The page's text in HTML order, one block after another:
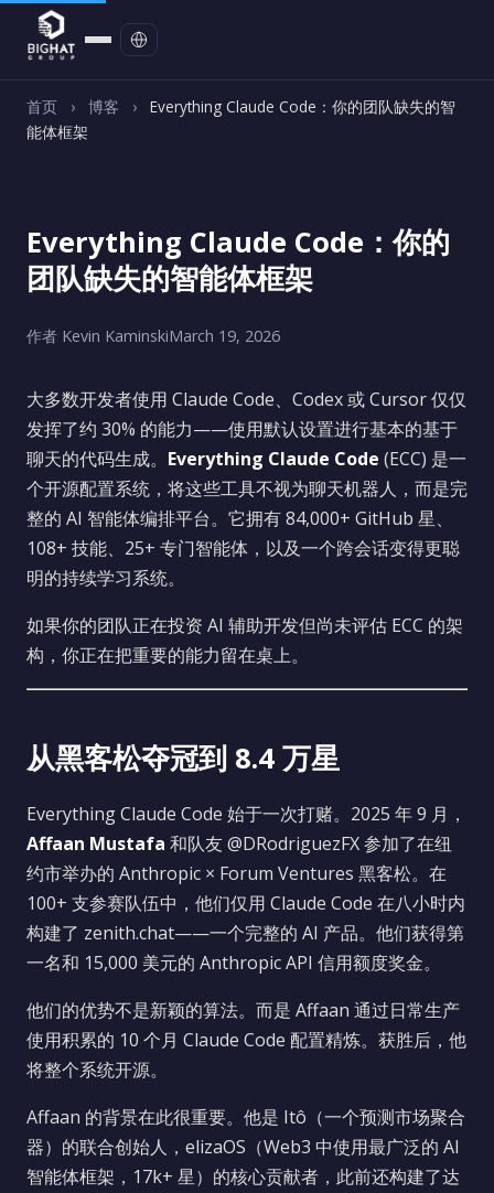
首页 › 博客 ›
Everything Claude Code：你的团队缺失的智
能体框架
Everything Claude Code：你的
团队缺失的智能体框架
作者 Kevin KaminskiMarch 19, 2026
大多数开发者使用 Claude Code、Codex 或 Cursor 仅仅
发挥了约 30% 的能力——使用默认设置进行基本的基于
聊天的代码生成。 Everything Claude Code (ECC) 是一
个开源配置系统，将这些工具不视为聊天机器人，而是完
整的 AI 智能体编排平台。它拥有 84,000+ GitHub 星、
108+ 技能、25+ 专门智能体，以及一个跨会话变得更聪
明的持续学习系统。
如果你的团队正在投资 AI 辅助开发但尚未评估 ECC 的架
构，你正在把重要的能力留在桌上。
从黑客松夺冠到 8.4 万星
Everything Claude Code 始于一次打赌。2025 年 9 月，
Affaan Mustafa 和队友 @DRodriguezFX 参加了在纽
约市举办的 Anthropic × Forum Ventures 黑客松。在
100+ 支参赛队伍中，他们仅用 Claude Code 在八小时内
构建了 zenith.chat——一个完整的 AI 产品。他们获得第
一名和 15,000 美元的 Anthropic API 信用额度奖金。
他们的优势不是新颖的算法。而是 Affaan 通过日常生产
使用积累的 10 个月 Claude Code 配置精炼。获胜后，他
将整个系统开源。
Affaan 的背景在此很重要。他是 Itô（一个预测市场聚合
器）的联合创始人，elizaOS（Web3 中使用最广泛的 AI
智能体框架，17k+ 星）的核心贡献者，此前还构建了达